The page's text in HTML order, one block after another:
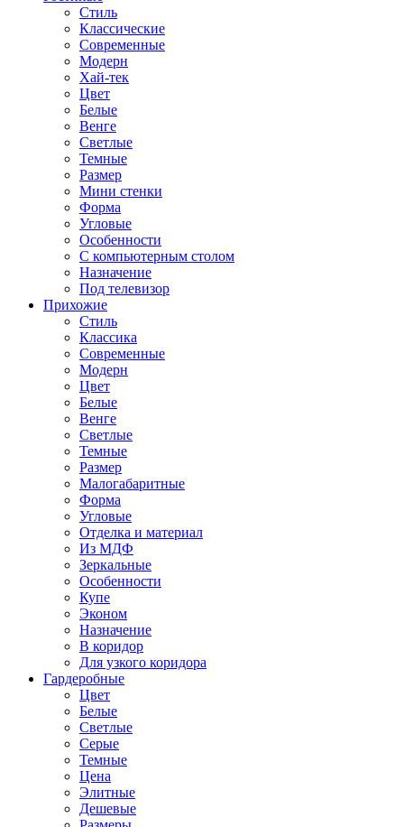
Стиль
Классические
Современные
Модерн
Хай-тек
Цвет
Белые
Венге
Светлые
Темные
Размер
Мини стенки
Форма
Угловые
Особенности
С компьютерным столом
Назначение
Под телевизор
Прихожие
Стиль
Классика
Современные
Модерн
Цвет
Белые
Венге
Светлые
Темные
Размер
Малогабаритные
Форма
Угловые
Отделка и материал
Из МДФ
Зеркальные
Особенности
Купе
Эконом
Назначение
В коридор
Для узкого коридора
Гардеробные
Цвет
Белые
Светлые
Серые
Темные
Цена
Элитные
Дешевые